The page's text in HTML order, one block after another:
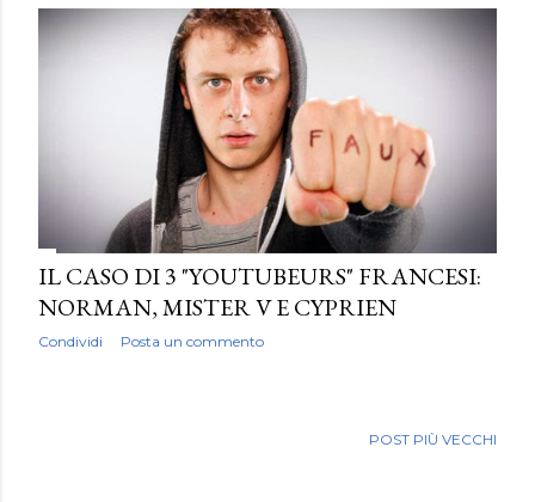
IL CASO DI 3 "YOUTUBEURS" FRANCESI:
NORMAN, MISTER V E CYPRIEN
Condividi Posta un commento
POST PIÙ VECCHI